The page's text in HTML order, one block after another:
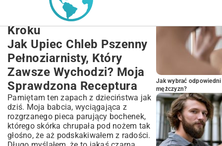
Domowy Wypiek Krok po
Kroku
Jak Upiec Chleb Pszenny
Pełnoziarnisty, Który
Zawsze Wychodzi? Moja
Sprawdzona Receptura
Pamiętam ten zapach z dzieciństwa jak
dziś. Moja babcia, wyciągająca z
rozgrzanego pieca parujący bochenek,
którego skórka chrupała pod nożem tak
głośno, że aż podskakiwałem z radości.
Jak wybrać
mężczyzn?